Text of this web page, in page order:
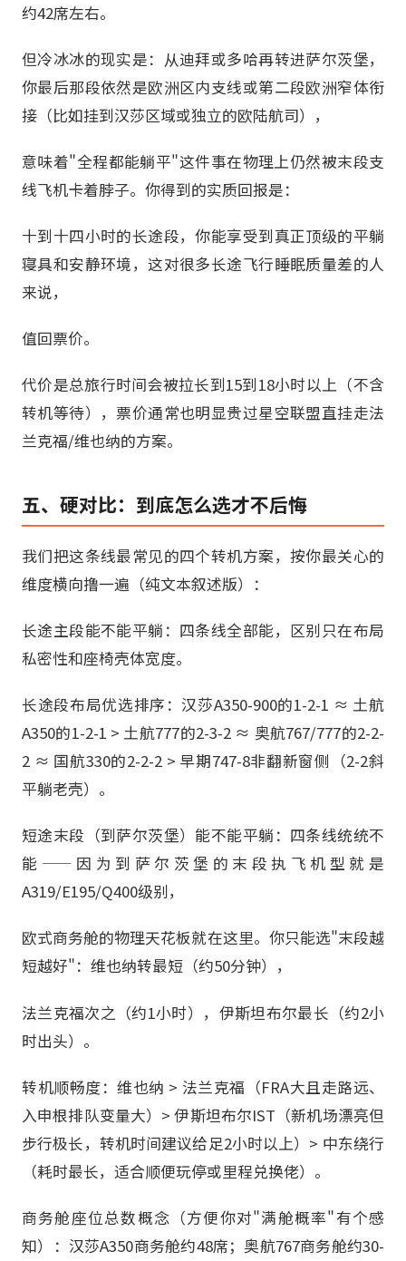
约42席左右。
但冷冰冰的现实是：从迪拜或多哈再转进萨尔茨堡，
你最后那段依然是欧洲区内支线或第二段欧洲窄体衔
接（比如挂到汉莎区域或独立的欧陆航司），
意味着"全程都能躺平"这件事在物理上仍然被末段支
线飞机卡着脖子。你得到的实质回报是：
十到十四小时的长途段，你能享受到真正顶级的平躺
寝具和安静环境，这对很多长途飞行睡眠质量差的人
来说，
值回票价。
代价是总旅行时间会被拉长到15到18小时以上（不含
转机等待），票价通常也明显贵过星空联盟直挂走法
兰克福/维也纳的方案。
五、硬对比：到底怎么选才不后悔
我们把这条线最常见的四个转机方案，按你最关心的
维度横向撸一遍（纯文本叙述版）：
长途主段能不能平躺：四条线全部能，区别只在布局
私密性和座椅壳体宽度。
长途段布局优选排序：汉莎A350-900的1-2-1 ≈ 土航
A350的1-2-1 > 土航777的2-3-2 ≈ 奥航767/777的2-2-
2 ≈ 国航330的2-2-2 > 早期747-8非翻新窗侧（2-2斜
平躺老壳）。
短途末段（到萨尔茨堡）能不能平躺：四条线统统不
能——因为到萨尔茨堡的末段执飞机型就是
A319/E195/Q400级别，
欧式商务舱的物理天花板就在这里。你只能选"末段越
短越好"：维也纳转最短（约50分钟），
法兰克福次之（约1小时），伊斯坦布尔最长（约2小
时出头）。
转机顺畅度：维也纳 > 法兰克福（FRA大且走路远、
入申根排队变量大）> 伊斯坦布尔IST（新机场漂亮但
步行极长，转机时间建议给足2小时以上）> 中东绕行
（耗时最长，适合顺便玩停或里程兑换佬）。
商务舱座位总数概念（方便你对"满舱概率"有个感
知）：汉莎A350商务舱约48席；奥航767商务舱约30-